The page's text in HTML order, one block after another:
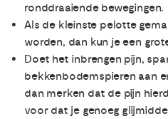
ronddraaiende bewegingen.
Als de kleinste pelotte
worden, dan kun je een
Doet het inbrengen pijn,
bekkenbodemspieren aan
dan merken dat de pijn
voor dat je genoeg